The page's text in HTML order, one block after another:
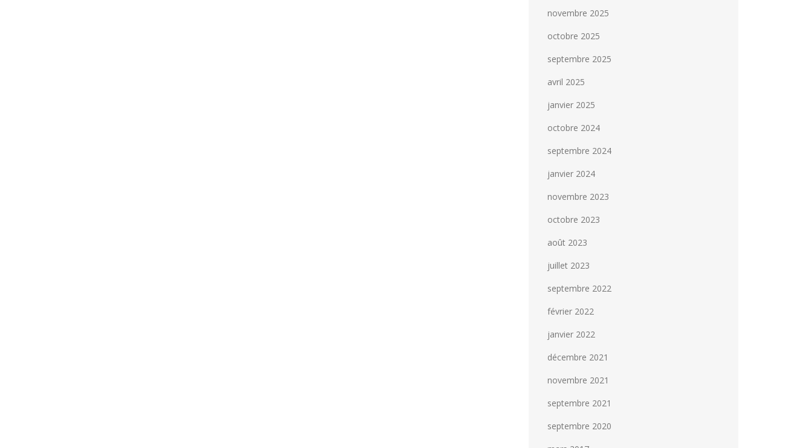
novembre 2025
octobre 2025
septembre 2025
avril 2025
janvier 2025
octobre 2024
septembre 2024
janvier 2024
novembre 2023
octobre 2023
août 2023
juillet 2023
septembre 2022
février 2022
janvier 2022
décembre 2021
novembre 2021
septembre 2021
septembre 2020